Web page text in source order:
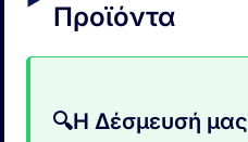
Προϊόντα
🔍Η Δέσμευσή μας